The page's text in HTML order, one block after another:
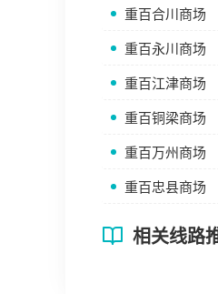
重百合川商场
重百永川商场
重百江津商场
重百铜梁商场
重百万州商场
重百忠县商场
相关线路